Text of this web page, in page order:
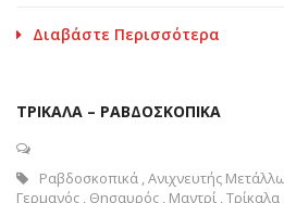
Διαβάστε Περισσότερα
ΤΡΙΚΑΛΑ – ΡΑΒΔΟΣΚΟΠΙΚΑ
Ραβδοσκοπικά ,Ανιχνευτής
Γερμανός , Θησαυρός , Μαντρί ,Τρίκαλα